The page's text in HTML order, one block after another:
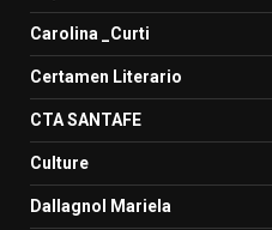
Carolina _Curti
Certamen Literario
CTA SANTAFE
Culture
Dallagnol Mariela